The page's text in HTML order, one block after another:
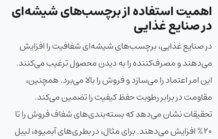
اهمیت استفاده از برچسب‌های شیشه‌ای
در صنایع غذایی
در صنایع غذایی، برچسب‌های شیشه‌ای شفافیت را افزایش
می‌دهند و مصرف‌کننده را به دیدن محصول ترغیب می‌کنند.
این امر اعتماد را می‌سازد و فروش را بالا می‌برد. همچنین،
مقاومت در برابر رطوبت حفظ کیفیت را تضمین می‌کند.
تحقیقات نشان می‌دهد که بسته‌بندی‌های شفاف فروش را تا
20% افزایش می‌دهند. برای مثال، در بطری‌های آبمیوه، لیبل